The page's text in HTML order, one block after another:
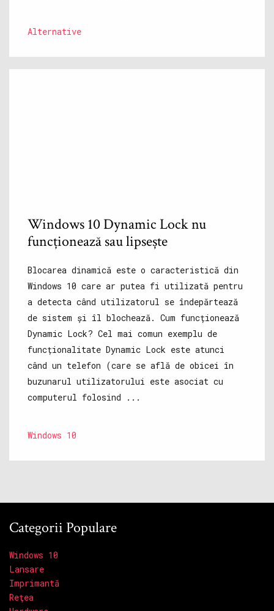
Alternative
Windows 10 Dynamic Lock nu
funcționează sau lipsește
Blocarea dinamică este o caracteristică din
Windows 10 care ar putea fi utilizată pentru
a detecta când utilizatorul se îndepărtează
de sistem și îl blochează. Cum funcționează
Dynamic Lock? Cel mai comun exemplu de
funcționalitate Dynamic Lock este atunci
când un telefon (care se află de obicei în
buzunarul utilizatorului este asociat cu
computerul folosind ...
Windows 10
Categorii Populare
Windows 10
Lansare
Imprimantă
Reţea